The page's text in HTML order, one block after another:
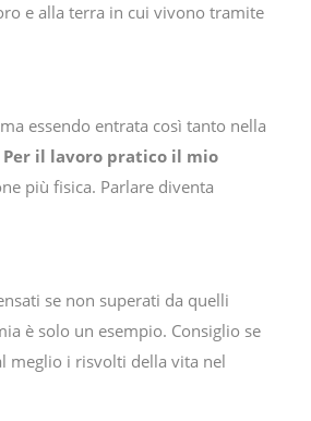
e alla terra in cui vivono tramite
essendo entrata così tanto nella
Per il lavoro pratico il mio
più fisica. Parlare diventa
se non superati da quelli
è solo un esempio. Consiglio se
meglio i risvolti della vita nel